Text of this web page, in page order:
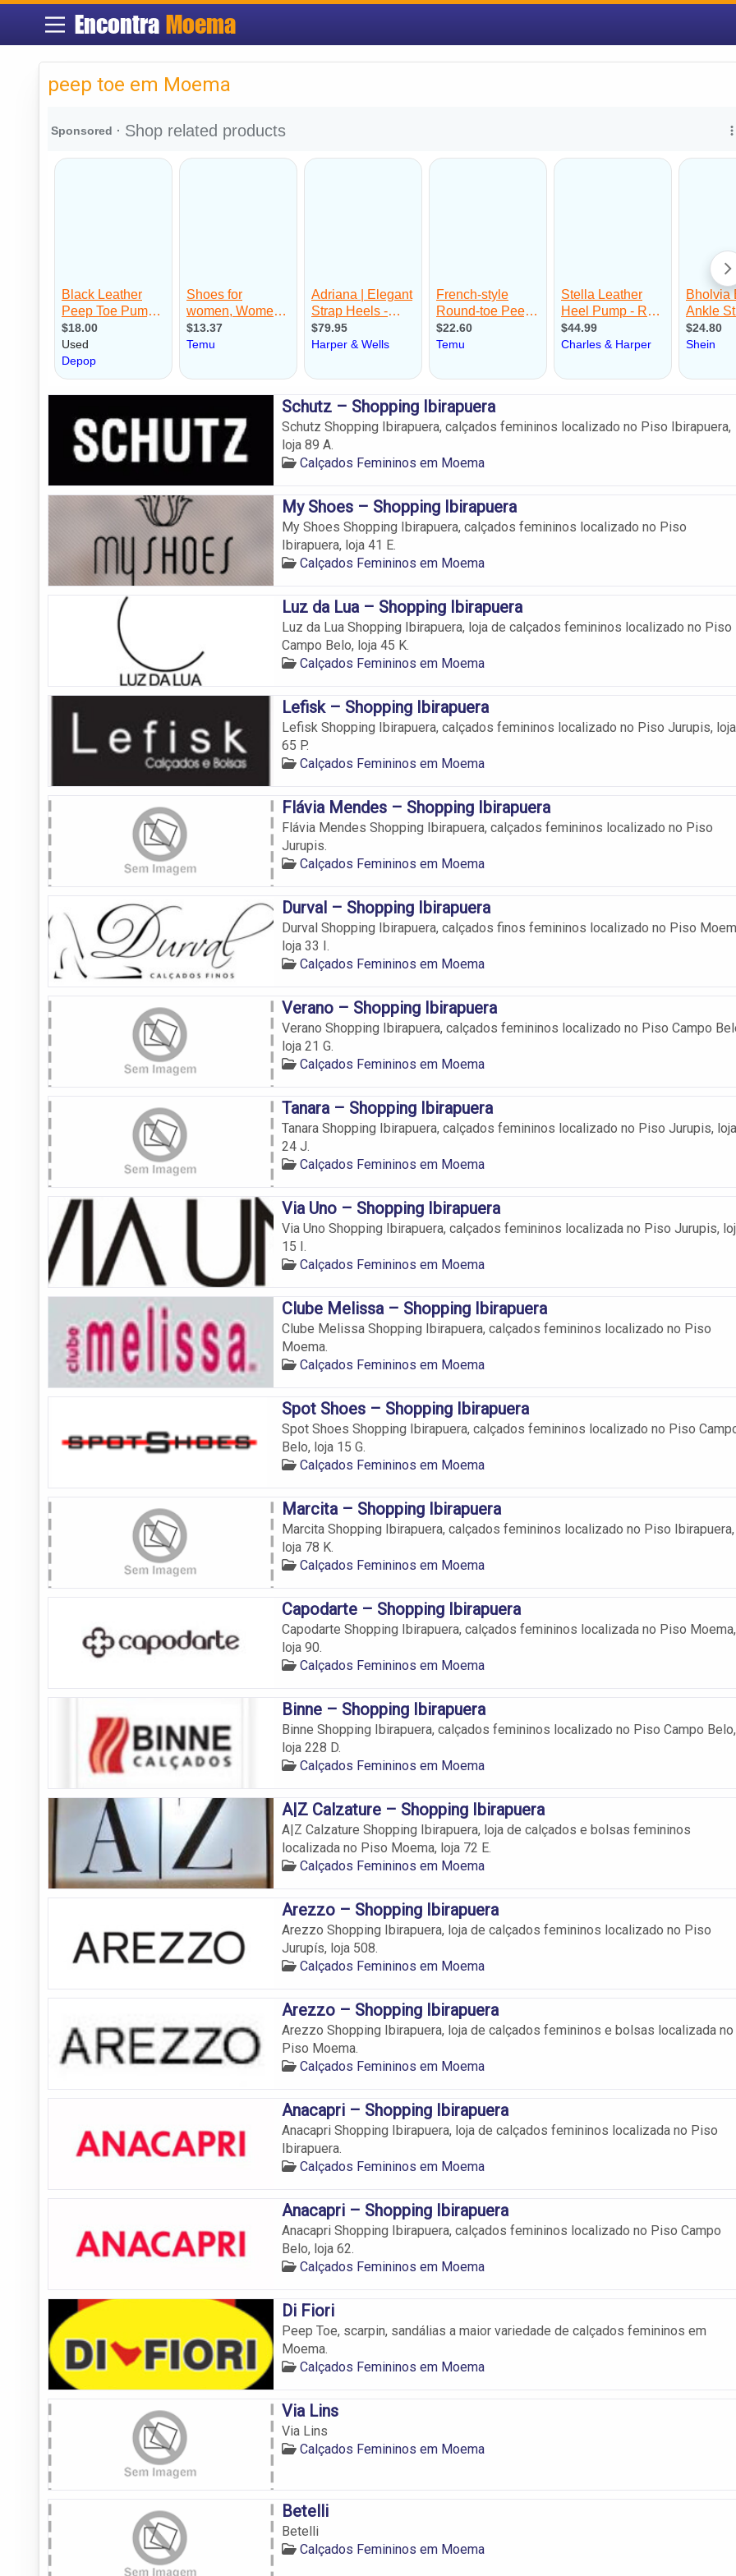
Encontra Moema
peep toe em Moema
Schutz – Shopping Ibirapuera
Schutz Shopping Ibirapuera, calçados femininos localizado no Piso Ibirapuera,
loja 89 A.
Calçados Femininos em Moema
My Shoes – Shopping Ibirapuera
My Shoes Shopping Ibirapuera, calçados femininos localizado no Piso
Ibirapuera, loja 41 E.
Calçados Femininos em Moema
Luz da Lua – Shopping Ibirapuera
Luz da Lua Shopping Ibirapuera, loja de calçados femininos localizado no Piso
Campo Belo, loja 45 K.
Calçados Femininos em Moema
Lefisk – Shopping Ibirapuera
Lefisk Shopping Ibirapuera, calçados femininos localizado no Piso Jurupis, loja
65 P.
Calçados Femininos em Moema
Flávia Mendes – Shopping Ibirapuera
Flávia Mendes Shopping Ibirapuera, calçados femininos localizado no Piso
Jurupis.
Calçados Femininos em Moema
Durval – Shopping Ibirapuera
Durval Shopping Ibirapuera, calçados finos femininos localizado no Piso
loja 33 I.
Calçados Femininos em Moema
Verano – Shopping Ibirapuera
Verano Shopping Ibirapuera, calçados femininos localizado no Piso Campo
loja 21 G.
Calçados Femininos em Moema
Tanara – Shopping Ibirapuera
Tanara Shopping Ibirapuera, calçados femininos localizado no Piso Jurupis, loja
24 J.
Calçados Femininos em Moema
Via Uno – Shopping Ibirapuera
Via Uno Shopping Ibirapuera, calçados femininos localizada no Piso Jurupis,
15 I.
Calçados Femininos em Moema
Clube Melissa – Shopping Ibirapuera
Clube Melissa Shopping Ibirapuera, calçados femininos localizado no Piso
Moema.
Calçados Femininos em Moema
Spot Shoes – Shopping Ibirapuera
Spot Shoes Shopping Ibirapuera, calçados femininos localizado no Piso
Belo, loja 15 G.
Calçados Femininos em Moema
Marcita – Shopping Ibirapuera
Marcita Shopping Ibirapuera, calçados femininos localizado no Piso Ibirapuera,
loja 78 K.
Calçados Femininos em Moema
Capodarte – Shopping Ibirapuera
Capodarte Shopping Ibirapuera, calçados femininos localizada no Piso Moema,
loja 90.
Calçados Femininos em Moema
Binne – Shopping Ibirapuera
Binne Shopping Ibirapuera, calçados femininos localizado no Piso Campo Belo,
loja 228 D.
Calçados Femininos em Moema
A|Z Calzature – Shopping Ibirapuera
A|Z Calzature Shopping Ibirapuera, loja de calçados e bolsas femininos
localizada no Piso Moema, loja 72 E.
Calçados Femininos em Moema
Arezzo – Shopping Ibirapuera
Arezzo Shopping Ibirapuera, loja de calçados femininos localizado no Piso
Jurupís, loja 508.
Calçados Femininos em Moema
Arezzo – Shopping Ibirapuera
Arezzo Shopping Ibirapuera, loja de calçados femininos e bolsas localizada no
Piso Moema.
Calçados Femininos em Moema
Anacapri – Shopping Ibirapuera
Anacapri Shopping Ibirapuera, loja de calçados femininos localizada no Piso
Ibirapuera.
Calçados Femininos em Moema
Anacapri – Shopping Ibirapuera
Anacapri Shopping Ibirapuera, calçados femininos localizado no Piso Campo
Belo, loja 62.
Calçados Femininos em Moema
Di Fiori
Peep Toe, scarpin, sandálias a maior variedade de calçados femininos em
Moema.
Calçados Femininos em Moema
Via Lins
Via Lins
Calçados Femininos em Moema
Betelli
Betelli
Calçados Femininos em Moema